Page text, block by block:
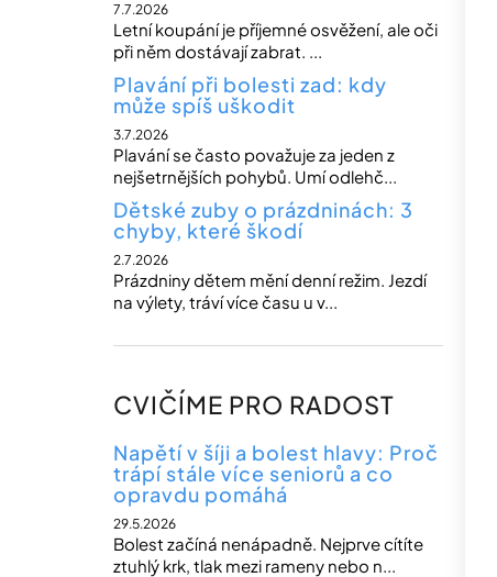
7.7.2026
Letní koupání je příjemné osvěžení, ale oči
při něm dostávají zabrat. ...
Plavání při bolesti zad: kdy
může spíš uškodit
3.7.2026
Plavání se často považuje za jeden z
nejšetrnějších pohybů. Umí odlehč...
Dětské zuby o prázdninách: 3
chyby, které škodí
2.7.2026
Prázdniny dětem mění denní režim. Jezdí
na výlety, tráví více času u v...
CVIČÍME PRO RADOST
Napětí v šíji a bolest hlavy: Proč
trápí stále více seniorů a co
opravdu pomáhá
29.5.2026
Bolest začíná nenápadně. Nejprve cítíte
ztuhlý krk, tlak mezi rameny nebo n...